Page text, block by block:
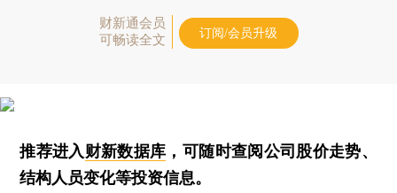
财新通会员
可畅读全文
订阅/会员升级
推荐进入财新数据库 ，可随时查阅公司股价走势、
结构人员变化等投资信息。